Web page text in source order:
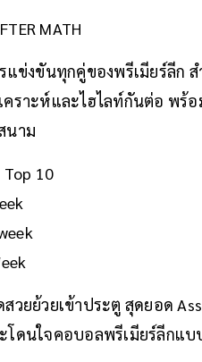
MATH
แข่งขันทุกคู่ของพรีเมียร์ลี
ราะห์และไฮไลท์กันต่อ พร้
นาม
10
วยย้วยเข้าประตู สุดยอด
ดนใจคอบอลพรีเมียร์ลีกแบ